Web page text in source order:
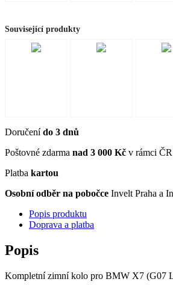
Související produkty
Doručenído 3 dnů
Poštovné zdarma nad 3 000 Kč v rámci ČR
Platba kartou
Osobní odběr na pobočce Invelt Praha a
Popis produktu
Doprava a platba
Popis
Kompletní zimní kolo pro BMW X7 (G07